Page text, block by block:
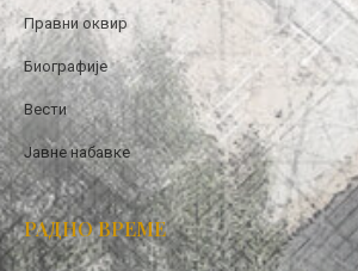
Правни оквир
Биографије
Вести
Јавне набавке
РАДНО ВРЕМЕ